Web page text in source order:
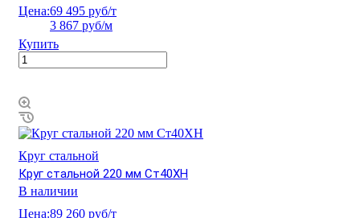
Цена:69 495 руб/т
3 867 руб/м
Купить
Круг стальной
Круг стальной 220 мм Ст40ХН
В наличии
Цена:89 260 руб/т